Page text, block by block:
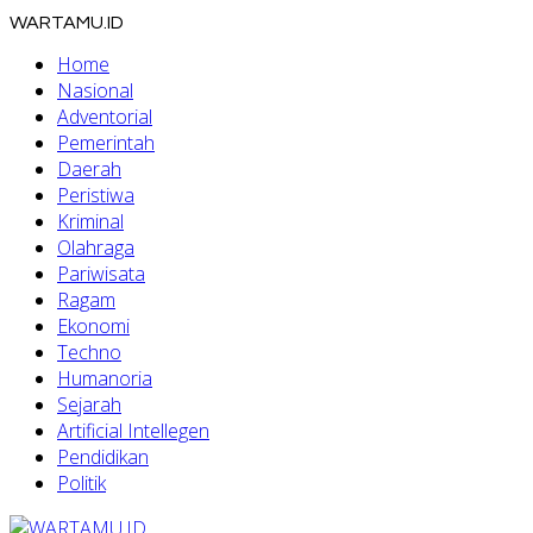
WARTAMU.ID
Home
Nasional
Adventorial
Pemerintah
Daerah
Peristiwa
Kriminal
Olahraga
Pariwisata
Ragam
Ekonomi
Techno
Humanoria
Sejarah
Artificial Intellegen
Pendidikan
Politik